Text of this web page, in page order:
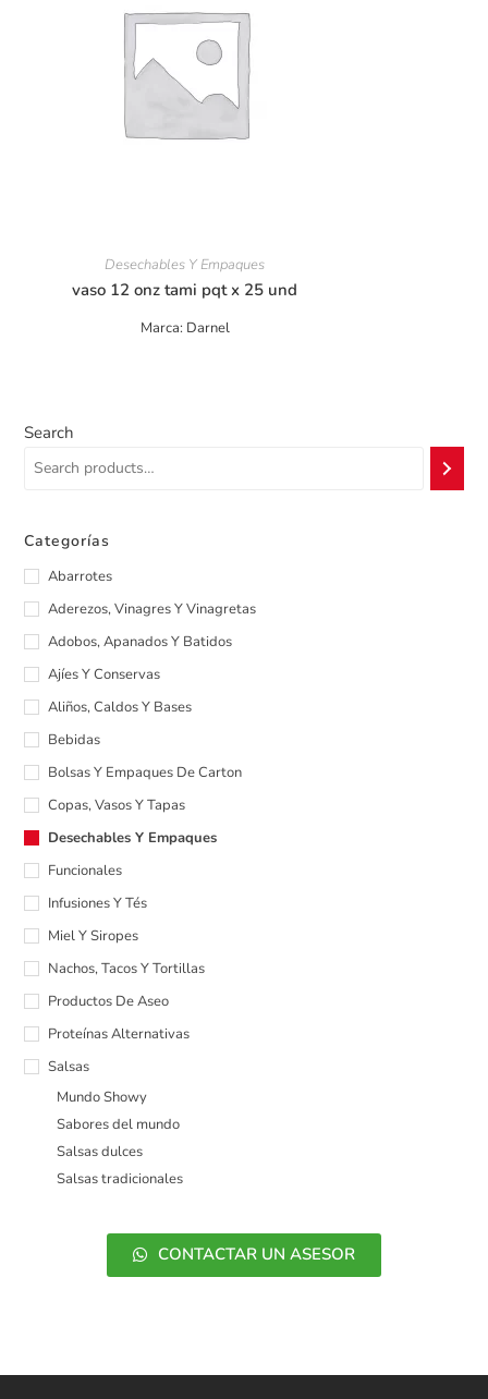
Marca: Darnel
Desechables Y Empaques
vaso 12 onz tami pqt x 25 und
Search
Categorías
Abarrotes
Aderezos, Vinagres Y Vinagretas
Adobos, Apanados Y Batidos
Ajíes Y Conservas
Aliños, Caldos Y Bases
Bebidas
Bolsas Y Empaques De Carton
Copas, Vasos Y Tapas
Desechables Y Empaques
Funcionales
Infusiones Y Tés
Miel Y Siropes
Nachos, Tacos Y Tortillas
Productos De Aseo
Proteínas Alternativas
Salsas
Mundo Showy
Sabores del mundo
Salsas dulces
Salsas tradicionales
CONTACTAR UN ASESOR